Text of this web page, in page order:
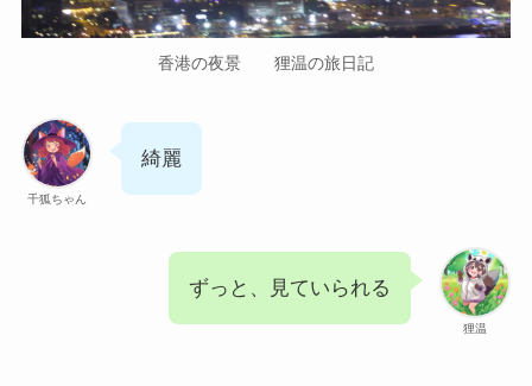
香港の夜景 狸温の旅日記
千狐ちゃん
綺麗
狸温
ずっと、見ていられる